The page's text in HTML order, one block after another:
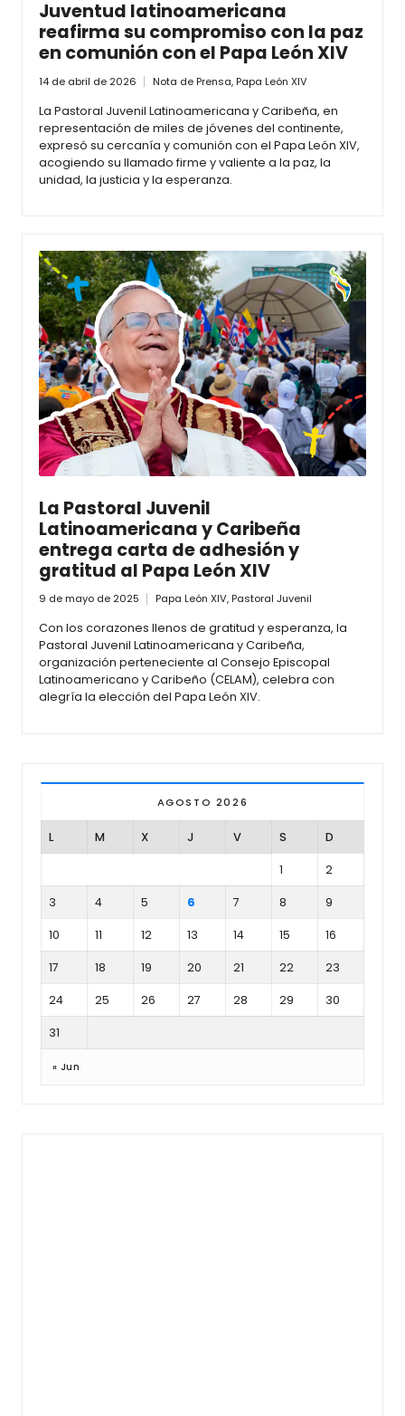
Juventud latinoamericana
reafirma su compromiso con la paz
en comunión con el Papa León XIV
14 de abril de 2026 Nota de Prensa,Papa León XIV
La Pastoral Juvenil Latinoamericana y Caribeña, en
representación de miles de jóvenes del continente,
expresó su cercanía y comunión con el Papa León XIV,
acogiendo su llamado firme y valiente a la paz, la
unidad, la justicia y la esperanza.
La Pastoral Juvenil
Latinoamericana y Caribeña
entrega carta de adhesión y
gratitud al Papa León XIV
9 de mayo de 2025 Papa León XIV,Pastoral Juvenil
Con los corazones llenos de gratitud y esperanza, la
Pastoral Juvenil Latinoamericana y Caribeña,
organización perteneciente al Consejo Episcopal
Latinoamericano y Caribeño (CELAM), celebra con
alegría la elección del Papa León XIV.
AGOSTO 2026
L M X J V S D
1 2
3 4 5 6 7 8 9
10 11 12 13 14 15 16
17 18 19 20 21 22 23
24 25 26 27 28 29 30
31
« Jun